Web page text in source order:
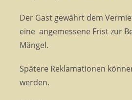
Der Gast gewährt dem
eine angemessene Frist zur
Mängel.
Spätere Reklamationen
werden.